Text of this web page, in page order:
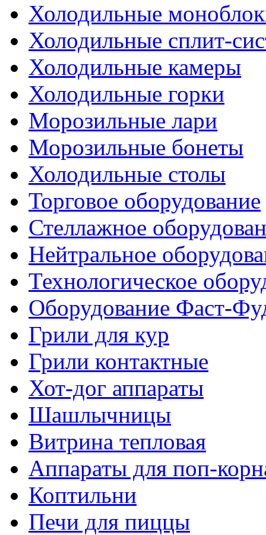
Холодильные
Холодильные сплит-
Холодильные камеры
Холодильные горки
Морозильные лари
Морозильные бонеты
Холодильные столы
Торговое оборудование
Стеллажное
Нейтральное
Технологическое
Оборудование Фаст-
Грили для кур
Грили контактные
Хот-дог аппараты
Шашлычницы
Витрина тепловая
Аппараты для поп-
Коптильни
Печи для пиццы